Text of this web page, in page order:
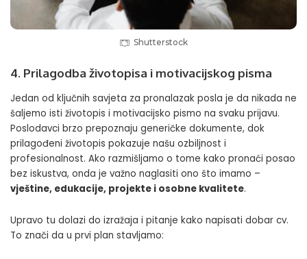
Shutterstock
4. Prilagodba životopisa i motivacijskog pisma
Jedan od ključnih savjeta za pronalazak posla je da nikada ne
šaljemo isti životopis i motivacijsko pismo na svaku prijavu.
Poslodavci brzo prepoznaju generičke dokumente, dok
prilagođeni životopis pokazuje našu ozbiljnost i
profesionalnost. Ako razmišljamo o tome kako pronaći posao
bez iskustva, onda je važno naglasiti ono što imamo –
vještine, edukacije, projekte i osobne kvalitete.
Upravo tu dolazi do izražaja i pitanje kako napisati dobar cv.
To znači da u prvi plan stavljamo: